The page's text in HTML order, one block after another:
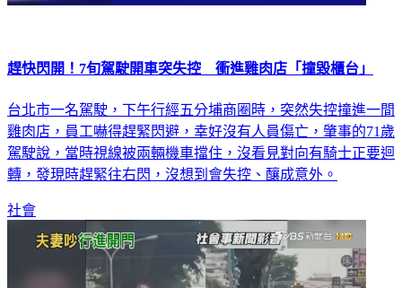
趕快閃開！7旬駕駛開車突失控 衝進雞肉店「撞毀櫃台」
台北市一名駕駛，下午行經五分埔商圈時，突然失控撞進一間
雞肉店，員工嚇得趕緊閃避，幸好沒有人員傷亡，肇事的71歲
駕駛說，當時視線被兩輛機車擋住，沒看見對向有騎士正要迴
轉，發現時趕緊往右閃，沒想到會失控、釀成意外。
社會